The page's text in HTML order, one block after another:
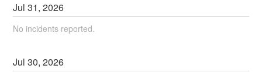
Jul31,2026
No incidents reported.
Jul30,2026